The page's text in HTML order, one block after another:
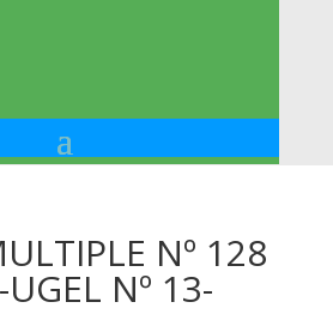
Nº 128
Nº 13-